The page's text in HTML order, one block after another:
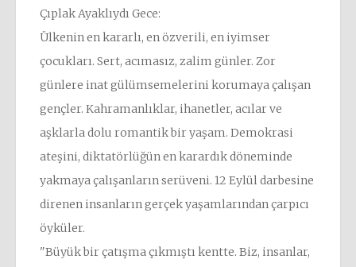
Çıplak Ayaklıydı Gece:
Ülkenin en kararlı, en özverili, en iyimser
çocukları. Sert, acımasız, zalim günler. Zor
günlere inat gülümsemelerini korumaya çalışan
gençler. Kahramanlıklar, ihanetler, acılar ve
aşklarla dolu romantik bir yaşam. Demokrasi
ateşini, diktatörlüğün en karardık döneminde
yakmaya çalışanların serüveni. 12 Eylül darbesine
direnen insanların gerçek yaşamlarından çarpıcı
öyküler.
"Büyük bir çatışma çıkmıştı kentte. Biz, insanlar,